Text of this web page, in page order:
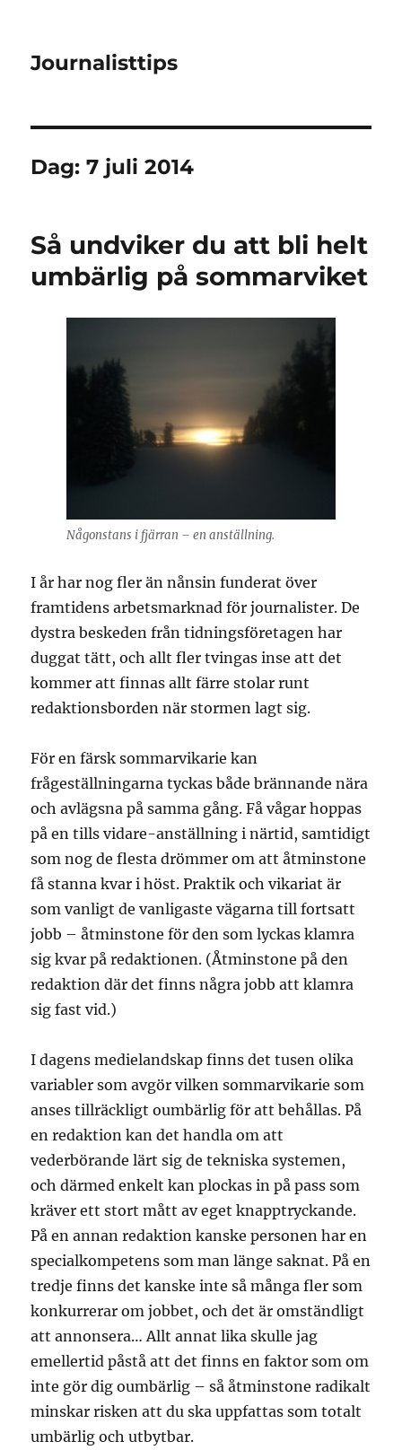
Journalisttips
Dag:7 juli 2014
Så undviker du att bli helt
umbärlig på sommarviket
Någonstans i fjärran – en anställning.
I år har nog fler än nånsin funderat över
framtidens arbetsmarknad för journalister. De
dystra beskeden från tidningsföretagen har
duggat tätt, och allt fler tvingas inse att det
kommer att finnas allt färre stolar runt
redaktionsborden när stormen lagt sig.
För en färsk sommarvikarie kan
frågeställningarna tyckas både brännande nära
och avlägsna på samma gång. Få vågar hoppas
på en tills vidare-anställning i närtid, samtidigt
som nog de flesta drömmer om att åtminstone
få stanna kvar i höst. Praktik och vikariat är
som vanligt de vanligaste vägarna till fortsatt
jobb – åtminstone för den som lyckas klamra
sig kvar på redaktionen. (Åtminstone på den
redaktion där det finns några jobb att klamra
sig fast vid.)
I dagens medielandskap finns det tusen olika
variabler som avgör vilken sommarvikarie som
anses tillräckligt oumbärlig för att behållas. På
en redaktion kan det handla om att
vederbörande lärt sig de tekniska systemen,
och därmed enkelt kan plockas in på pass som
kräver ett stort mått av eget knapptryckande.
På en annan redaktion kanske personen har en
specialkompetens som man länge saknat. På en
tredje finns det kanske inte så många fler som
konkurrerar om jobbet, och det är omständligt
att annonsera… Allt annat lika skulle jag
emellertid påstå att det finns en faktor som om
inte gör dig oumbärlig – så åtminstone radikalt
minskar risken att du ska uppfattas som totalt
umbärlig och utbytbar.